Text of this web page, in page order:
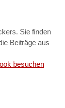
Sie finden
Beiträge aus
besuchen